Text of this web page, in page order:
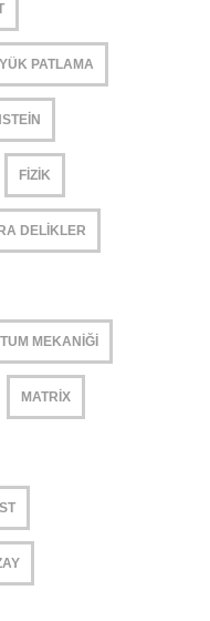
PATLAMA
FIZIK
DELIKLER
MEKANIĞI
MATRIX